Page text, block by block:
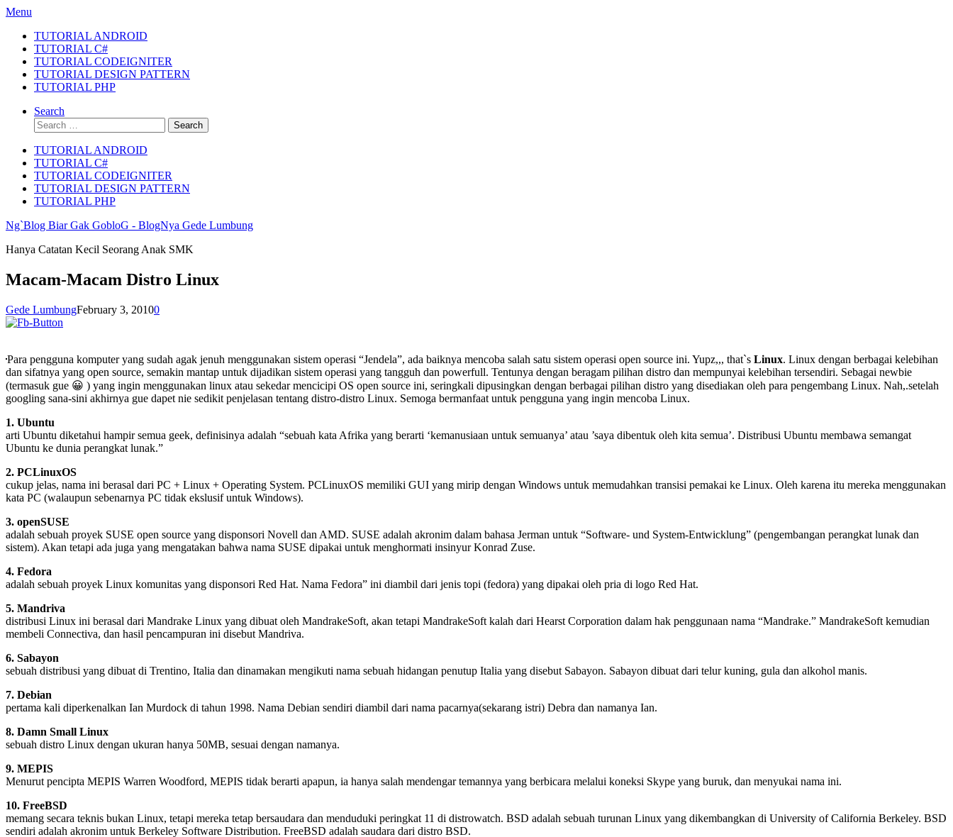
Skip
content
Menu
TUTORIAL ANDROID
TUTORIAL C#
TUTORIAL CODEIGNITER
TUTORIAL DESIGN PATTERN
TUTORIAL PHP
Search
Search
for:
TUTORIAL ANDROID
TUTORIAL C#
TUTORIAL CODEIGNITER
TUTORIAL DESIGN PATTERN
TUTORIAL PHP
Ng`Blog Biar Gak GobloG - BlogNya Gede Lumbung
Hanya Catatan Kecil Seorang Anak SMK
Macam-Macam Distro Linux
Gede LumbungFebruary 3, 20100
Para pengguna komputer yang sudah agak jenuh menggunakan sistem operasi “Jendela”, ada baiknya mencoba salah satu sistem operasi open source ini. Yupz,,, that`s Linux. Linux dengan berbagai kelebihan
dan sifatnya yang open source, semakin mantap untuk dijadikan sistem operasi yang tangguh dan powerfull. Tentunya dengan beragam pilihan distro dan mempunyai kelebihan tersendiri. Sebagai newbie
(termasuk gue 😀 ) yang ingin menggunakan linux atau sekedar mencicipi OS open source ini, seringkali dipusingkan dengan berbagai pilihan distro yang disediakan oleh para pengembang Linux. Nah,.setelah
googling sana-sini akhirnya gue dapet nie sedikit penjelasan tentang distro-distro Linux. Semoga bermanfaat untuk pengguna yang ingin mencoba Linux.
1. Ubuntu
arti Ubuntu diketahui hampir semua geek, definisinya adalah “sebuah kata Afrika yang berarti ‘kemanusiaan untuk semuanya’ atau ’saya dibentuk oleh kita semua’. Distribusi Ubuntu membawa semangat
Ubuntu ke dunia perangkat lunak.”
2. PCLinuxOS
cukup jelas, nama ini berasal dari PC + Linux + Operating System. PCLinuxOS memiliki GUI yang mirip dengan Windows untuk memudahkan transisi pemakai ke Linux. Oleh karena itu mereka menggunakan
kata PC (walaupun sebenarnya PC tidak ekslusif untuk Windows).
3. openSUSE
adalah sebuah proyek SUSE open source yang disponsori Novell dan AMD. SUSE adalah akronim dalam bahasa Jerman untuk “Software- und System-Entwicklung” (pengembangan perangkat lunak dan
sistem). Akan tetapi ada juga yang mengatakan bahwa nama SUSE dipakai untuk menghormati insinyur Konrad Zuse.
4. Fedora
adalah sebuah proyek Linux komunitas yang disponsori Red Hat. Nama Fedora” ini diambil dari jenis topi (fedora) yang dipakai oleh pria di logo Red Hat.
5. Mandriva
distribusi Linux ini berasal dari Mandrake Linux yang dibuat oleh MandrakeSoft, akan tetapi MandrakeSoft kalah dari Hearst Corporation dalam hak penggunaan nama “Mandrake.” MandrakeSoft kemudian
membeli Connectiva, dan hasil pencampuran ini disebut Mandriva.
6. Sabayon
sebuah distribusi yang dibuat di Trentino, Italia dan dinamakan mengikuti nama sebuah hidangan penutup Italia yang disebut Sabayon. Sabayon dibuat dari telur kuning, gula dan alkohol manis.
7. Debian
pertama kali diperkenalkan Ian Murdock di tahun 1998. Nama Debian sendiri diambil dari nama pacarnya(sekarang istri) Debra dan namanya Ian.
8. Damn Small Linux
sebuah distro Linux dengan ukuran hanya 50MB, sesuai dengan namanya.
9. MEPIS
Menurut pencipta MEPIS Warren Woodford, MEPIS tidak berarti apapun, ia hanya salah mendengar temannya yang berbicara melalui koneksi Skype yang buruk, dan menyukai nama ini.
10. FreeBSD
memang secara teknis bukan Linux, tetapi mereka tetap bersaudara dan menduduki peringkat 11 di distrowatch. BSD adalah sebuah turunan Linux yang dikembangkan di University of California Berkeley. BSD
sendiri adalah akronim untuk Berkeley Software Distribution. FreeBSD adalah saudara dari distro BSD.